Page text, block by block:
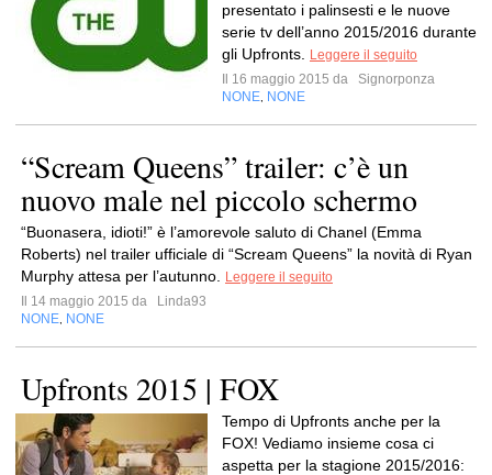
presentato i palinsesti e le nuove
serie tv dell’anno 2015/2016 durante
gli Upfronts.
Leggere il seguito
Il 16 maggio 2015 da
Signorponza
NONE NONE
“Scream Queens” trailer: c’è un
nuovo male nel piccolo schermo
“Buonasera, idioti!” è l’amorevole saluto di Chanel (Emma
Roberts) nel trailer ufficiale di “Scream Queens” la novità di Ryan
Murphy attesa per l’autunno.
Leggere il seguito
Il 14 maggio 2015 da
Linda93
NONE NONE
Upfronts 2015 | FOX
Tempo di Upfronts anche per la
FOX! Vediamo insieme cosa ci
aspetta per la stagione 2015/2016: